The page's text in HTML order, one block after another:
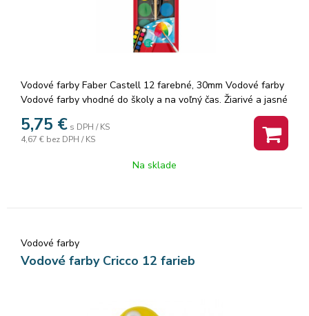
Vodové farby Faber Castell 12 farebné, 30mm Vodové farby
Vodové farby vhodné do školy a na voľný čas. Žiarivé a jasné
farby s dobrou krycou schopnosťou. Neobmedzené možnosti
miešania farieb pri maľovaní na papier aj iné povrchy. Pre
zábavné maľovanie. Súčasťou balenia je štetec. · Trvácny
priemerom 30 mm · Rozpustné vo vode · Pevný plastový obal
5,75 € s DPH / KS
4,67 € bez DPH / KS
Na sklade
Vodové farby
Vodové farby Cricco 12 farieb